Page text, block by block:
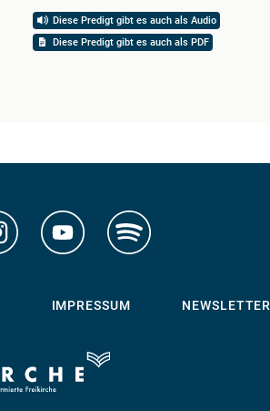
Diese Predigt gibt es auch als Audio
Diese Predigt gibt es auch als PDF
IMPRESSUM NEWSLETTER